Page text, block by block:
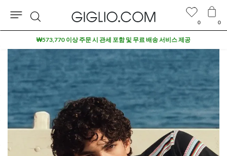
0 0
검
색
세일 상품 추가 10% 할인